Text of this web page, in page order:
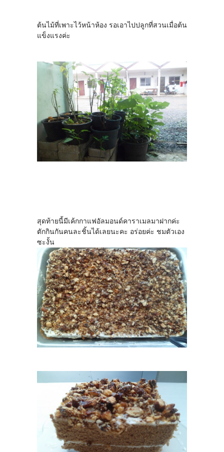
ต้นไม้ที่เพาะไว้หน้าห้อง รอเอาไปปลูกที่สวนเมื่อต้น
แข็งแรงค่ะ
สุดท้ายนี้มีเค้กกาแฟอัลมอนด์คาราเมลมาฝากค่ะ
ตักกินกันคนละชิ้นได้เลยนะคะ อร่อยค่ะ ชมตัวเอง
ซะงั้น